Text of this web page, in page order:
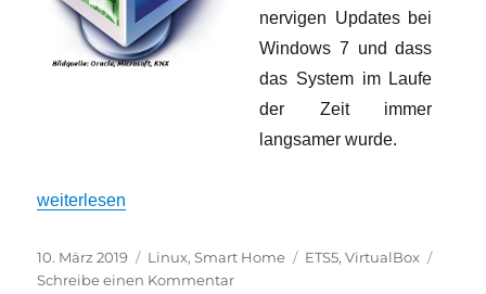
nervigen Updates bei
Windows 7 und dass
das System im Laufe
der Zeit immer
langsamer wurde.
„ETS5-in-a-box“
weiterlesen
Veröffentlicht
am
10. März 2019 Kategorien
Linux,Smart Home Schlagwörter
ETS5,VirtualBox
Schreibe einen Kommentarzu